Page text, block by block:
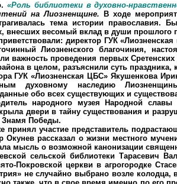
«Роль библиотеки в духовно-
на Лиозненщине. В ходе
тема истории
внесших весомый вклад в души прошлого
директор ГУК
Лиозненского благочиния,
важность проведения первых
в целом, разъяснили суть
ГУК «Лиозненская ЦБС» Якушенкова
духовному наследию
обо всех существующих и
народного музея Народной
двери в тайну существования и
Знамя Победы.
участие представитель
рассказал о жизни местного
мысль о возможной канонизации
сельской библиотеки Тарасевич
Покровской церкви в агрогородке
не случайно выбрано возле